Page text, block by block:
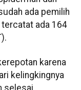
ada pemilih
tercatat ada 164
karena
kelingkingnya
selesai